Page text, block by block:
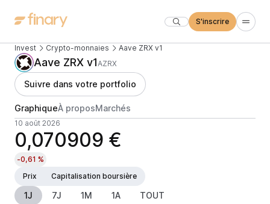
S'inscrire
Invest Crypto-monnaies Aave ZRX v1
Aave ZRX v1AZRX
Suivre dans votre portfolio
GraphiqueÀ proposMarchés
10 août 2026
0,070909 €
-0,61 %
Prix
Capitalisation boursière
1J 7J 1M 1A TOUT